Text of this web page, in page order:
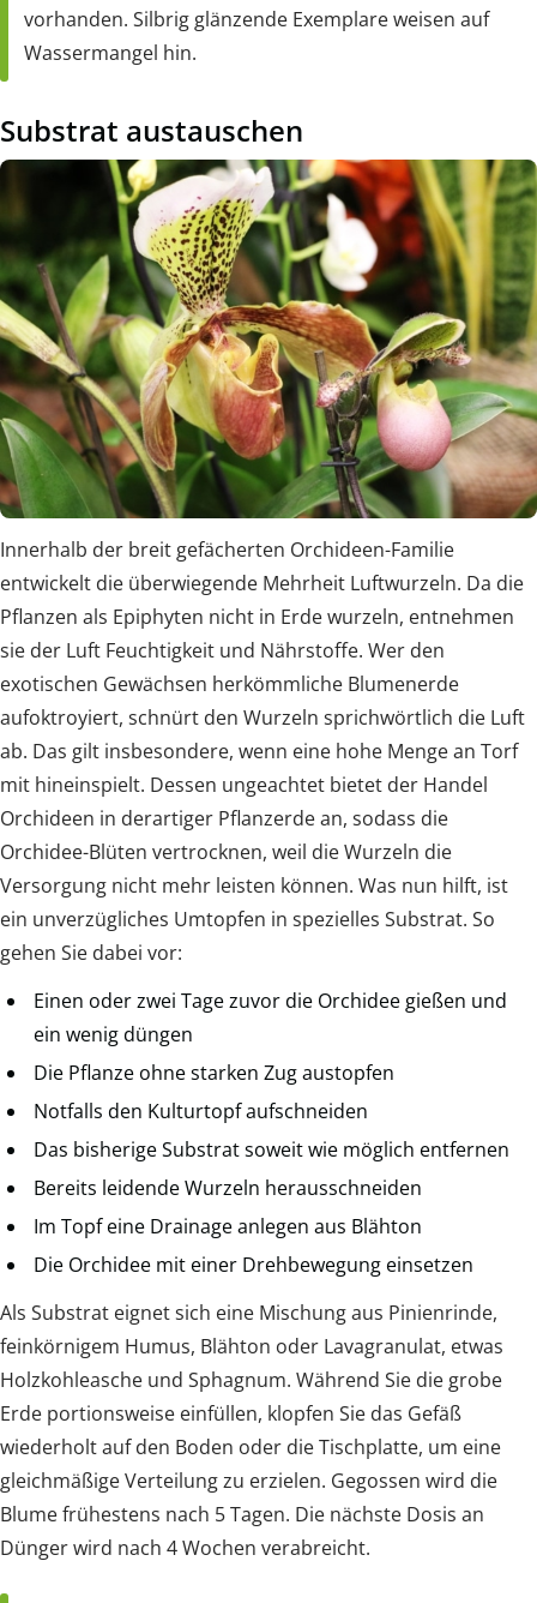
vorhanden. Silbrig glänzende Exemplare weisen auf
Wassermangel hin.
Substrat austauschen
Innerhalb der breit gefächerten Orchideen-Familie
entwickelt die überwiegende Mehrheit Luftwurzeln. Da die
Pflanzen als Epiphyten nicht in Erde wurzeln, entnehmen
sie der Luft Feuchtigkeit und Nährstoffe. Wer den
exotischen Gewächsen herkömmliche Blumenerde
aufoktroyiert, schnürt den Wurzeln sprichwörtlich die Luft
ab. Das gilt insbesondere, wenn eine hohe Menge an Torf
mit hineinspielt. Dessen ungeachtet bietet der Handel
Orchideen in derartiger Pflanzerde an, sodass die
Orchidee-Blüten vertrocknen, weil die Wurzeln die
Versorgung nicht mehr leisten können. Was nun hilft, ist
ein unverzügliches Umtopfen in spezielles Substrat. So
gehen Sie dabei vor:
Einen oder zwei Tage zuvor die Orchidee gießen und
ein wenig düngen
Die Pflanze ohne starken Zug austopfen
Notfalls den Kulturtopf aufschneiden
Das bisherige Substrat soweit wie möglich entfernen
Bereits leidende Wurzeln herausschneiden
Im Topf eine Drainage anlegen aus Blähton
Die Orchidee mit einer Drehbewegung einsetzen
Als Substrat eignet sich eine Mischung aus Pinienrinde,
feinkörnigem Humus, Blähton oder Lavagranulat, etwas
Holzkohleasche und Sphagnum. Während Sie die grobe
Erde portionsweise einfüllen, klopfen Sie das Gefäß
wiederholt auf den Boden oder die Tischplatte, um eine
gleichmäßige Verteilung zu erzielen. Gegossen wird die
Blume frühestens nach 5 Tagen. Die nächste Dosis an
Dünger wird nach 4 Wochen verabreicht.